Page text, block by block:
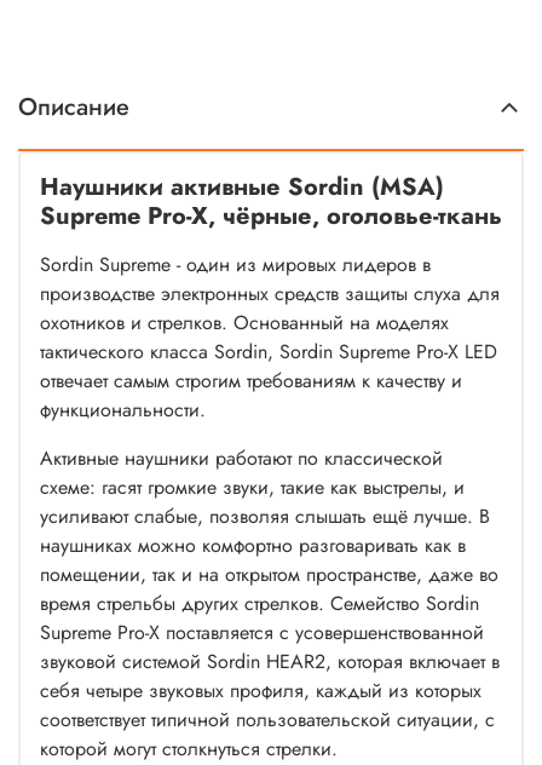
Описание
Наушники активные Sordin (MSA)
Supreme Pro-X, чёрные, оголовье-ткань
Sordin Supreme - один из мировых лидеров в
производстве электронных средств защиты слуха для
охотников и стрелков. Основанный на моделях
тактического класса Sordin, Sordin Supreme Pro-X LED
отвечает самым строгим требованиям к качеству и
функциональности.
Активные наушники работают по классической
схеме: гасят громкие звуки, такие как выстрелы, и
усиливают слабые, позволяя слышать ещё лучше. В
наушниках можно комфортно разговаривать как в
помещении, так и на открытом пространстве, даже во
время стрельбы других стрелков. Семейство Sordin
Supreme Pro-X поставляется с усовершенствованной
звуковой системой Sordin HEAR2, которая включает в
себя четыре звуковых профиля, каждый из которых
соответствует типичной пользовательской ситуации, с
которой могут столкнуться стрелки.